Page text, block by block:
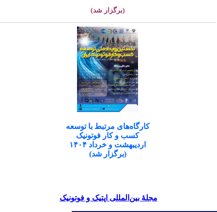
(برگزار شد)
کارگاه‌های مرتبط با توسعه
کسب و کار فوتونیک
اردیبهشت و خرداد ۱۴۰۴
(برگزار شد)
مجلۀ بین‌المللی اپتیک و فوتونیک